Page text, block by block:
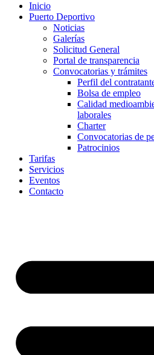
Inicio
Puerto Deportivo
Noticias
Galerías
Solicitud General
Portal de transparencia
Convocatorias y trámites
Perfil del
Bolsa de empleo
Calidad
laborales
Charter
Convocatorias de
Patrocinios
Tarifas
Servicios
Eventos
Contacto